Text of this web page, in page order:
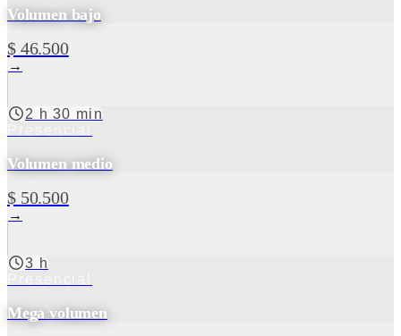
Volumen bajo
$ 46.500
→
2 h 30 min
Volumen medio
$ 50.500
→
3 h
Mega volumen